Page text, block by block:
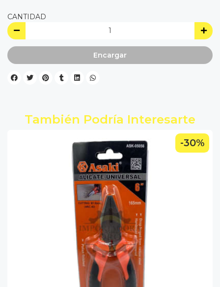
CANTIDAD
Encargar
También Podría Interesarte
-30%